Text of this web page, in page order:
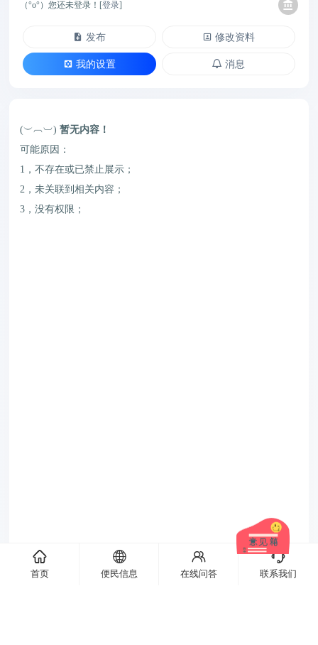
（°ο°）您还未登录！[登录]
发布 修改资料
我的设置 消息
(︶︹︺)暂无内容！
可能原因：
1，不存在或已禁止展示；
2，未关联到相关内容；
3，没有权限；
󦌙
首页
󦹹
便民信息
󦃩
在线问答
󦘉
联系我们